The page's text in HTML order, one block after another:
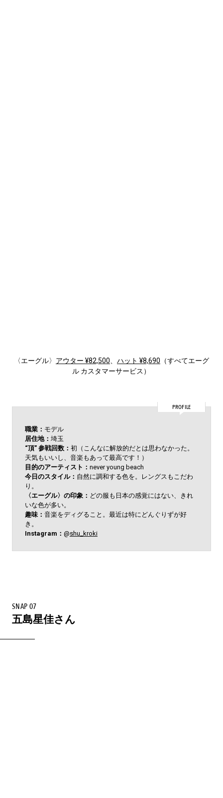
〈エーグル〉 アウター ¥82,500 ハット ¥8,690 （すべてエーグ
ル カスタマーサービス）
PROFILE
職業： モデル
居住地： 埼玉
“頂” 参戦回数： 初（こんなに解放的だとは思わなかった。
天気もいいし、音楽もあって最高です！）
目的のアーティスト： never young beach
今日のスタイル： 自然に調和する色を。レングスもこだわ
り。
〈エーグル〉の印象： どの服も日本の感覚にはない、きれ
いな色が多い。
趣味： 音楽をディグること。最近は特にどんぐりずが好
き。
Instagram： @shu_kroki
SNAP 07
五島星佳さん